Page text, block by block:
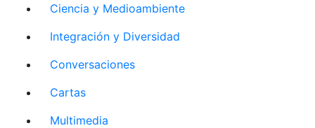
Ciencia y Medioambiente
Integración y Diversidad
Conversaciones
Cartas
Multimedia